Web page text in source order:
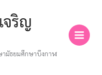
จริญ
มัธยมศึกษาบึงกาฬ